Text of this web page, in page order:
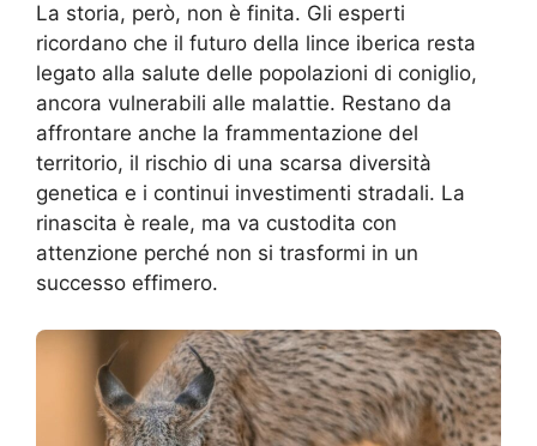
La storia, però, non è finita. Gli esperti
ricordano che il futuro della lince iberica resta
legato alla salute delle popolazioni di coniglio,
ancora vulnerabili alle malattie. Restano da
affrontare anche la frammentazione del
territorio, il rischio di una scarsa diversità
genetica e i continui investimenti stradali. La
rinascita è reale, ma va custodita con
attenzione perché non si trasformi in un
successo effimero.